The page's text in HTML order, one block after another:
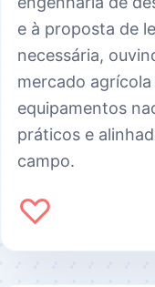
e à proposta de
necessária,
mercado
equipamentos
práticos e
campo.
♡